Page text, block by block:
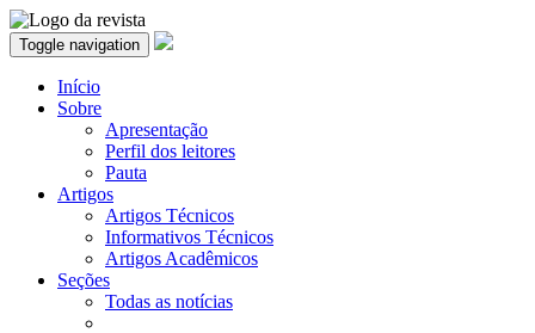
Toggle navigation
Início
Sobre
Apresentação
Perfil dos leitores
Pauta
Artigos
Artigos Técnicos
Informativos Técnicos
Artigos Acadêmicos
Seções
Todas as notícias